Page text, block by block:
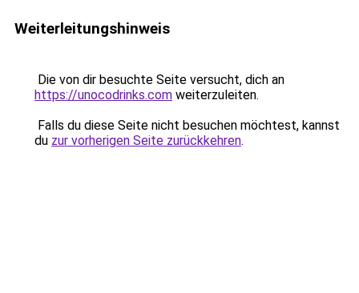
Weiterleitungshinweis
Die von dir besuchte Seite versucht, dich an
https://unocodrinks.com weiterzuleiten.
Falls du diese Seite nicht besuchen möchtest, kannst
du zur vorherigen Seite zurückkehren.